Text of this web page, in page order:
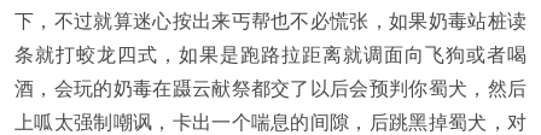
下，不过就算迷心按出来丐帮也不必慌张，如果奶毒站桩读
条就打蛟龙四式，如果是跑路拉距离就调面向飞狗或者喝
酒，会玩的奶毒在蹑云献祭都交了以后会预判你蜀犬，然后
上呱太强制嘲讽，卡出一个喘息的间隙，后跳黑掉蜀犬，对